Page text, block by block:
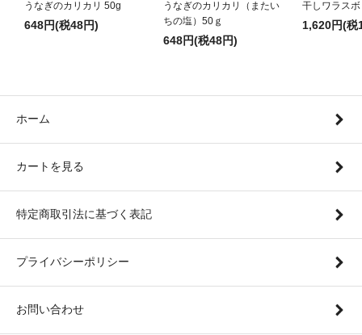
うなぎのカリカリ 50g
648円(税48円)
うなぎのカリカリ（またい
ちの塩）50ｇ
648円(税48円)
干しワラス
1,620円(税
ホーム
カートを見る
特定商取引法に基づく表記
プライバシーポリシー
お問い合わせ